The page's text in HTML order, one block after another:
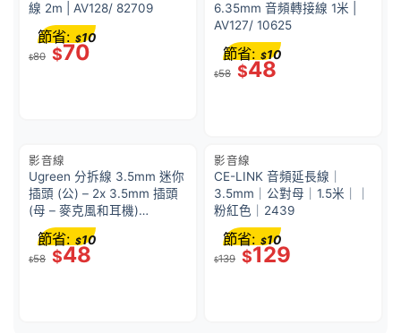
線 2m | AV128/ 82709
$80 $70
節省: $10
6.35mm 音頻轉接線 1米 |
AV127/ 10625
$58 $48
節省: $10
影音線
Ugreen 分拆線 3.5mm 迷你
插頭 (公) – 2x 3.5mm 插頭
(母 – 麥克風和耳機)
(Aluminum Case) | AV141/
30619
$58 $48
節省: $10
影音線
CE-LINK 音頻延長線｜
3.5mm｜公對母｜1.5米｜｜
粉紅色｜2439
$139 $129
節省: $10